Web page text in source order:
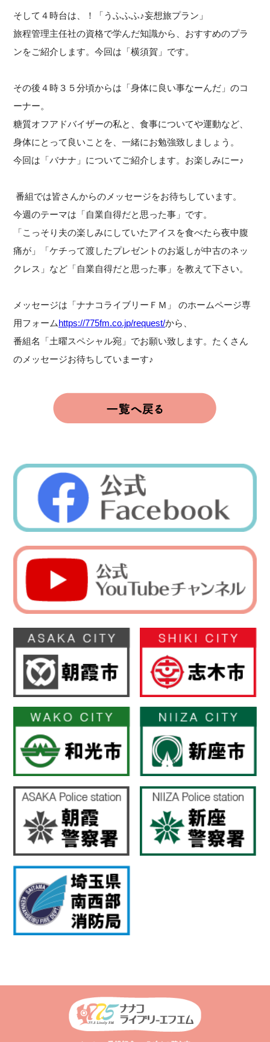
そして４時台は、！「うふふふ♪妄想旅プラン」
旅程管理主任社の資格で学んだ知識から、おすすめのプラ
ンをご紹介します。今回は「横須賀」です。
その後４時３５分頃からは「身体に良い事なーんだ」のコ
ーナー。
糖質オフアドバイザーの私と、食事についてや運動など、
身体にとって良いことを、一緒にお勉強致しましょう。
今回は「バナナ」についてご紹介します。お楽しみにー♪
番組では皆さんからのメッセージをお待ちしています。
今週のテーマは「自業自得だと思った事」です。
「こっそり夫の楽しみにしていたアイスを食べたら夜中腹
痛が」「ケチって渡したプレゼントのお返しが中古のネッ
クレス」など「自業自得だと思った事」を教えて下さい。
メッセージは「ナナコライブリーＦＭ」 のホームページ専
用フォームhttps://775fm.co.jp/request/から、
番組名「土曜スペシャル宛」でお願い致します。たくさん
のメッセージお待ちしていまーす♪